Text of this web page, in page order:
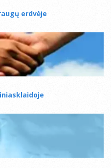
erdvėje